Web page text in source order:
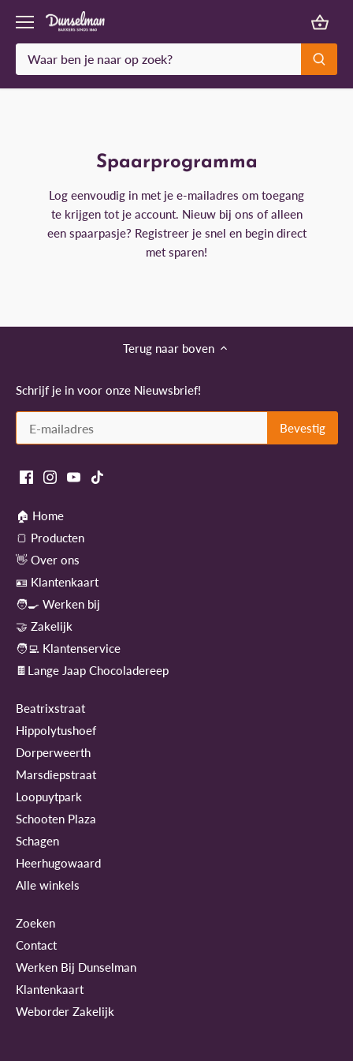
naar
content
Spaarprogramma
Log eenvoudig in met je e-mailadres om toegang
te krijgen tot je account. Nieuw bij ons of alleen
een spaarpasje? Registreer je snel en begin direct
met sparen!
Terug naar boven
Schrijf je in voor onze Nieuwsbrief!
🏠 Home
🍞 Producten
👋 Over ons
🪪 Klantenkaart
🧑‍🍳 Werken bij
🤝 Zakelijk
🧑‍💻 Klantenservice
🍫Lange Jaap Chocoladereep
Beatrixstraat
Hippolytushoef
Dorperweerth
Marsdiepstraat
Loopuytpark
Schooten Plaza
Schagen
Heerhugowaard
Alle winkels
Zoeken
Contact
Werken Bij Dunselman
Klantenkaart
Weborder Zakelijk